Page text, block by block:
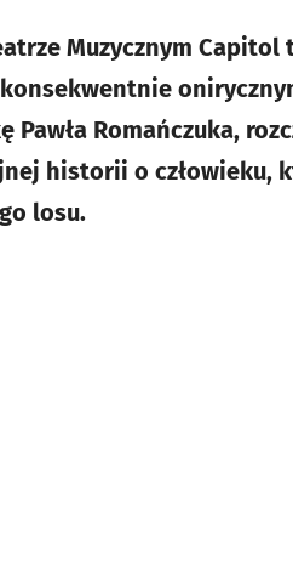
Muzycznym
Pawła Romańczuka,
historii o człowieku,
losu.